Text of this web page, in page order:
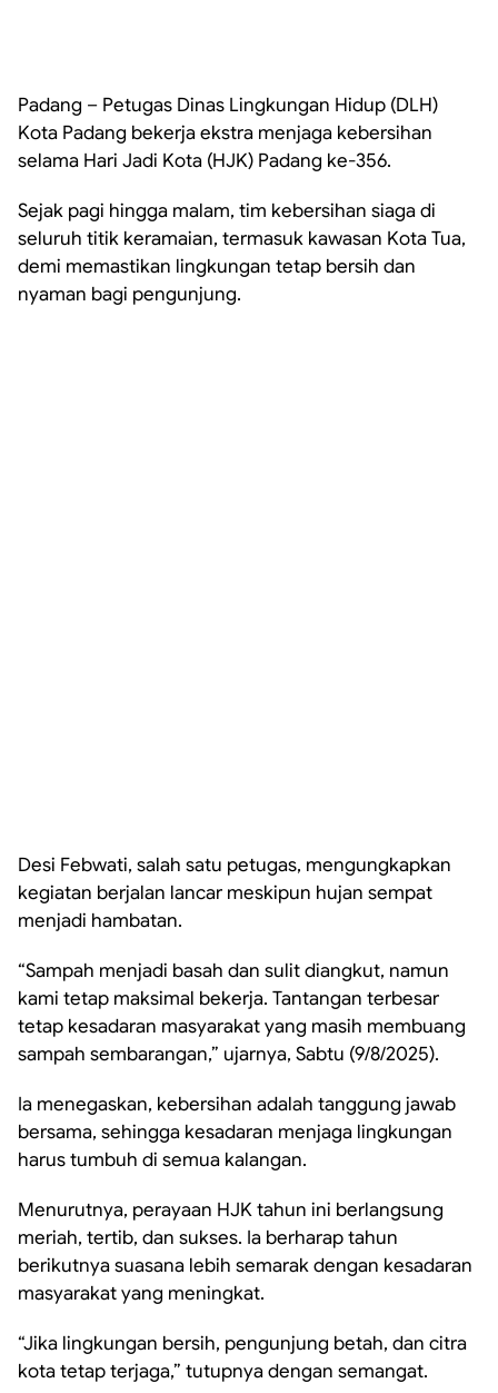
Padang – Petugas Dinas Lingkungan Hidup (DLH)
Kota Padang bekerja ekstra menjaga kebersihan
selama Hari Jadi Kota (HJK) Padang ke-356.
Sejak pagi hingga malam, tim kebersihan siaga di
seluruh titik keramaian, termasuk kawasan Kota Tua,
demi memastikan lingkungan tetap bersih dan
nyaman bagi pengunjung.
Desi Febwati, salah satu petugas, mengungkapkan
kegiatan berjalan lancar meskipun hujan sempat
menjadi hambatan.
“Sampah menjadi basah dan sulit diangkut, namun
kami tetap maksimal bekerja. Tantangan terbesar
tetap kesadaran masyarakat yang masih membuang
sampah sembarangan,” ujarnya, Sabtu (9/8/2025).
Ia menegaskan, kebersihan adalah tanggung jawab
bersama, sehingga kesadaran menjaga lingkungan
harus tumbuh di semua kalangan.
Menurutnya, perayaan HJK tahun ini berlangsung
meriah, tertib, dan sukses. Ia berharap tahun
berikutnya suasana lebih semarak dengan kesadaran
masyarakat yang meningkat.
“Jika lingkungan bersih, pengunjung betah, dan citra
kota tetap terjaga,” tutupnya dengan semangat.